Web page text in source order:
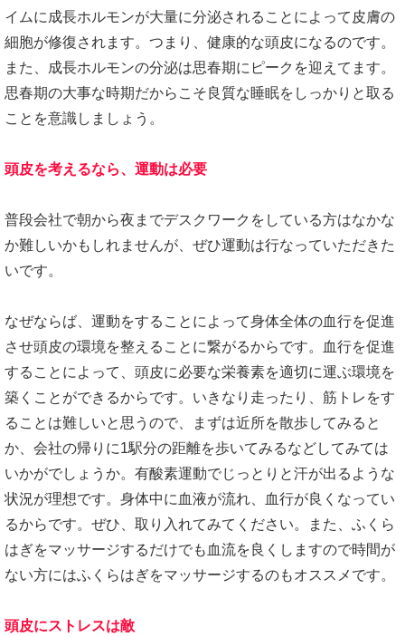
イムに成長ホルモンが大量に分泌されることによって皮膚の
細胞が修復されます。つまり、健康的な頭皮になるのです。
また、成長ホルモンの分泌は思春期にピークを迎えてます。
思春期の大事な時期だからこそ良質な睡眠をしっかりと取る
ことを意識しましょう。
頭皮を考えるなら、運動は必要
普段会社で朝から夜までデスクワークをしている方はなかな
か難しいかもしれませんが、ぜひ運動は行なっていただきた
いです。
なぜならば、運動をすることによって身体全体の血行を促進
させ頭皮の環境を整えることに繋がるからです。血行を促進
することによって、頭皮に必要な栄養素を適切に運ぶ環境を
築くことができるからです。いきなり走ったり、筋トレをす
ることは難しいと思うので、まずは近所を散歩してみると
か、会社の帰りに1駅分の距離を歩いてみるなどしてみては
いかがでしょうか。有酸素運動でじっとりと汗が出るような
状況が理想です。身体中に血液が流れ、血行が良くなってい
るからです。ぜひ、取り入れてみてください。また、ふくら
はぎをマッサージするだけでも血流を良くしますので時間が
ない方にはふくらはぎをマッサージするのもオススメです。
頭皮にストレスは敵